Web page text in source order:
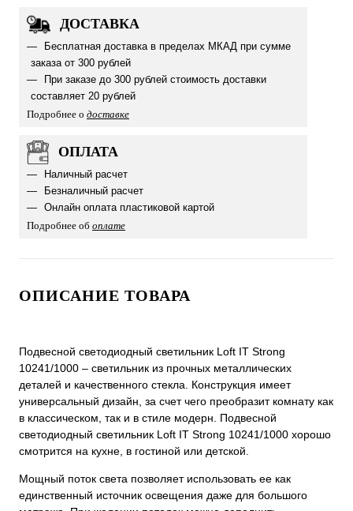
ДОСТАВКА
Бесплатная доставка в пределах МКАД при сумме
заказа от 300 рублей
При заказе до 300 рублей стоимость доставки
составляет 20 рублей
Подробнее о доставке
ОПЛАТА
Наличный расчет
Безналичный расчет
Онлайн оплата пластиковой картой
Подробнее об оплате
ОПИСАНИЕ ТОВАРА
Подвесной светодиодный светильник Loft IT Strong
10241/1000 – светильник из прочных металлических
деталей и качественного стекла. Конструкция имеет
универсальный дизайн, за счет чего преобразит комнату как
в классическом, так и в стиле модерн. Подвесной
светодиодный светильник Loft IT Strong 10241/1000 хорошо
смотрится на кухне, в гостиной или детской.
Мощный поток света позволяет использовать ее как
единственный источник освещения даже для большого